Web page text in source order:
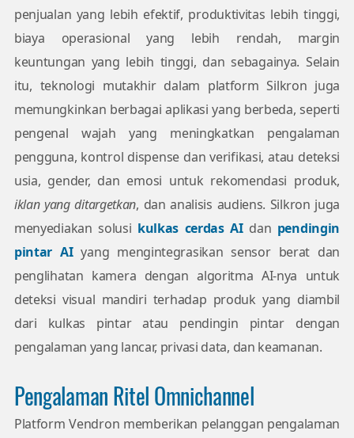
penjualan yang lebih efektif, produktivitas lebih tinggi,
biaya operasional yang lebih rendah, margin
keuntungan yang lebih tinggi, dan sebagainya. Selain
itu, teknologi mutakhir dalam platform Silkron juga
memungkinkan berbagai aplikasi yang berbeda, seperti
pengenal wajah yang meningkatkan pengalaman
pengguna, kontrol dispense dan verifikasi, atau deteksi
usia, gender, dan emosi untuk rekomendasi produk,
iklan yang ditargetkan, dan analisis audiens. Silkron juga
menyediakan solusi kulkas cerdas AIdan pendingin
pintar AIyang mengintegrasikan sensor berat dan
penglihatan kamera dengan algoritma AI-nya untuk
deteksi visual mandiri terhadap produk yang diambil
dari kulkas pintar atau pendingin pintar dengan
pengalaman yang lancar, privasi data, dan keamanan.
Pengalaman Ritel Omnichannel
Platform Vendron memberikan pelanggan pengalaman